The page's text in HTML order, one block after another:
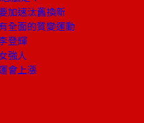
加速汰舊換新
全面的質變運動
登輝
強人
會上漲